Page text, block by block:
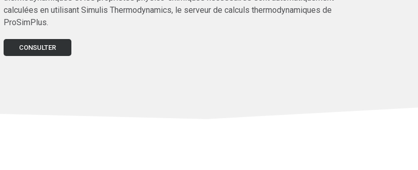
calculées en utilisant Simulis Thermodynamics, le serveur de calculs thermodynamiques de
ProSimPlus.
CONSULTER